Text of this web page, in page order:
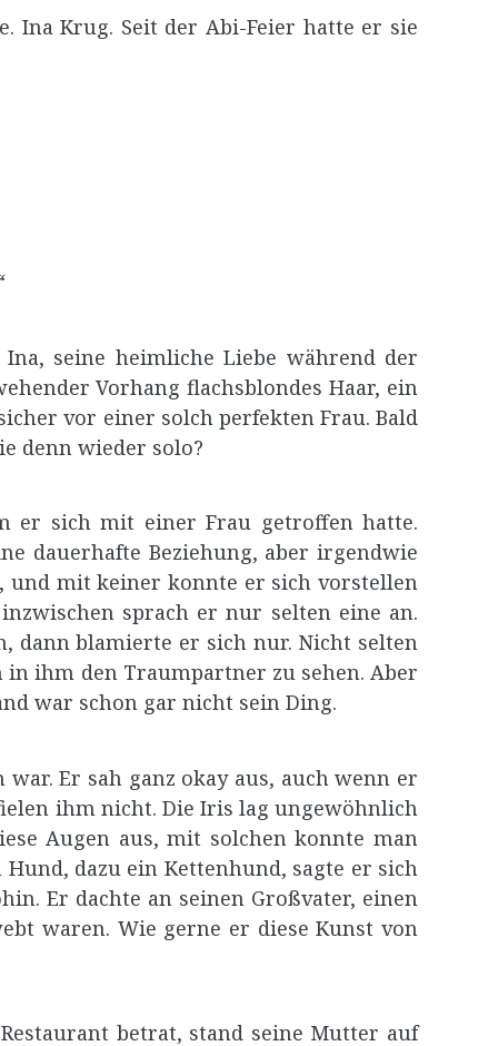
Ina Krug. Seit der Abi-Feier hatte er sie
seine heimliche Liebe während der
Vorhang flachsblondes Haar, ein
vor einer solch perfekten Frau. Bald
denn wieder solo?
er sich mit einer Frau getroffen hatte.
dauerhafte Beziehung, aber irgendwie
und mit keiner konnte er sich vorstellen
sprach er nur selten eine an.
dann blamierte er sich nur. Nicht selten
ihm den Traumpartner zu sehen. Aber
war schon gar nicht sein Ding.
Er sah ganz okay aus, auch wenn er
ihm nicht. Die Iris lag ungewöhnlich
Augen aus, mit solchen konnte man
dazu ein Kettenhund, sagte er sich
Er dachte an seinen Großvater, einen
waren. Wie gerne er diese Kunst von
betrat, stand seine Mutter auf